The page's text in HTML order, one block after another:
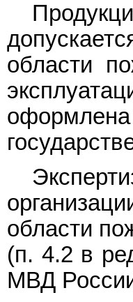
области
области
(п. 4.2 в
МВД